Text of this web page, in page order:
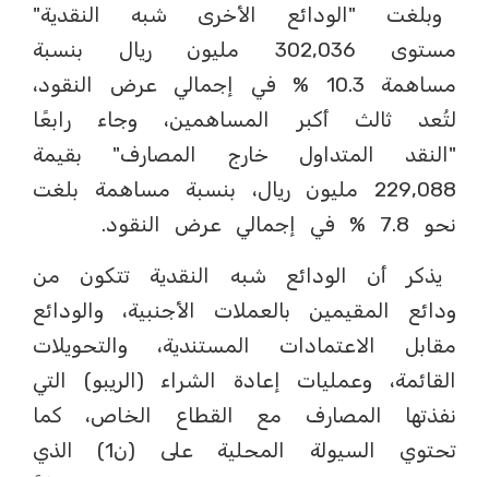
وبلغت "الودائع الأخرى شبه النقدية"
مستوى 302,036 مليون ريال بنسبة
مساهمة 10.3 % في إجمالي عرض النقود،
لتُعد ثالث أكبر المساهمين، وجاء رابعًا
"النقد المتداول خارج المصارف" بقيمة
229,088 مليون ريال، بنسبة مساهمة بلغت
نحو 7.8 % في إجمالي عرض النقود.
يذكر أن الودائع شبه النقدية تتكون من
ودائع المقيمين بالعملات الأجنبية، والودائع
مقابل الاعتمادات المستندية، والتحويلات
القائمة، وعمليات إعادة الشراء (الريبو) التي
نفذتها المصارف مع القطاع الخاص، كما
تحتوي السيولة المحلية على (ن1) الذي